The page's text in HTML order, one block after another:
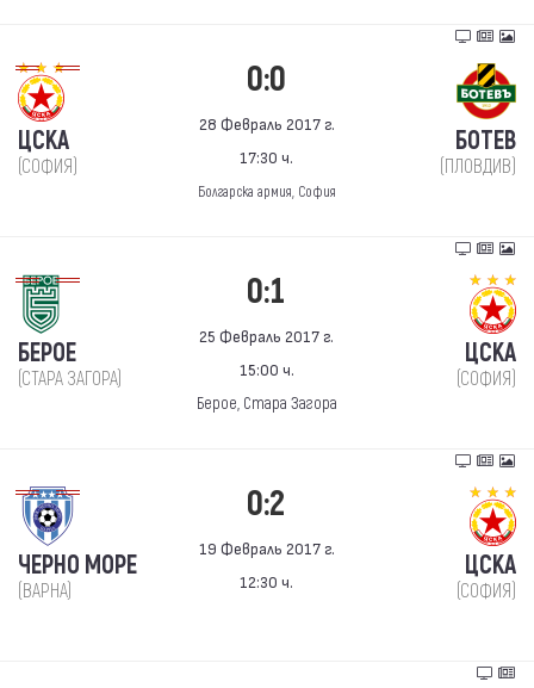
ЦСКА
(СОФИЯ)
0:0
28 Февраль 2017 г.
17:30 ч.
Болгарска армия, София
БОТЕВ
(ПЛОВДИВ)
БЕРОЕ
(СТАРА ЗАГОРА)
0:1
25 Февраль 2017 г.
15:00 ч.
Берое, Стара Загора
ЦСКА
(СОФИЯ)
ЧЕРНО МОРЕ
(ВАРНА)
0:2
19 Февраль 2017 г.
12:30 ч.
ЦСКА
(СОФИЯ)